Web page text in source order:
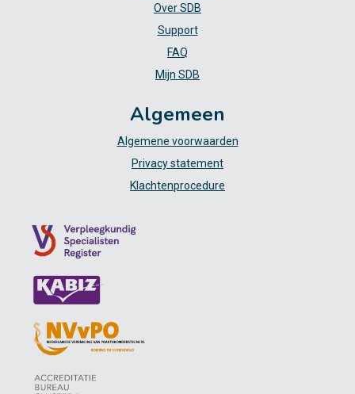
Over SDB
Support
FAQ
Mijn SDB
Algemeen
Algemene voorwaarden
Privacy statement
Klachtenprocedure